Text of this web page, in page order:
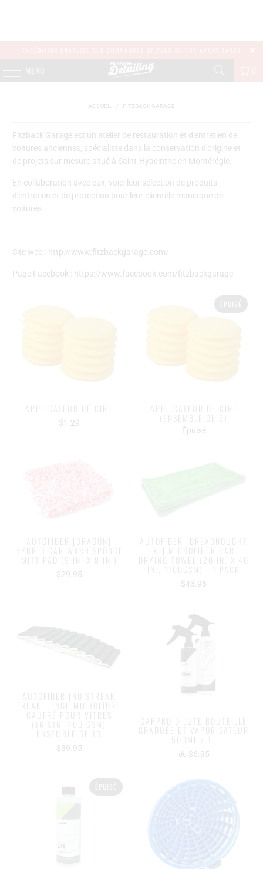
ACCUEIL FITZBACK GARAGE
Fitzback Garage est un atelier de restauration et d'entretien de
voitures anciennes, spécialiste dans la conservation d'origine et
de projets sur mesure situé à Saint-Hyacinthe en Montérégie.
En collaboration avec eux, voici leur sélection de produits
d'entretien et de protection pour leur clientèle maniaque de
voitures.
Site web : http://www.fitzbackgarage.com/
Page Facebook : https://www.facebook.com/fitzbackgarage
APPLICATEUR DE CIRE
$1.29
APPLICATEUR DE CIRE
(ENSEMBLE DE 5)
Épuisé
AUTOFIBER [DRAGON]
HYBRID CAR WASH SPONGE
MITT PAD (9 IN. X 8 IN.)
$29.95
AUTOFIBER [DREADNOUGHT
XL] MICROFIBER CAR
DRYING TOWEL (20 IN. X 40
IN., 1100GSM) - 1 PACK
$43.95
AUTOFIBER [NO STREAK
FREAK] LINGE MICROFIBRE
GAUFRÉ POUR VITRES
(16"X16" 400 GSM)
ENSEMBLE DE 10
$39.95
CARPRO DILUTE BOUTEILLE
GRADUÉE ET VAPORISATEUR
500ML / 1L
de $6.95